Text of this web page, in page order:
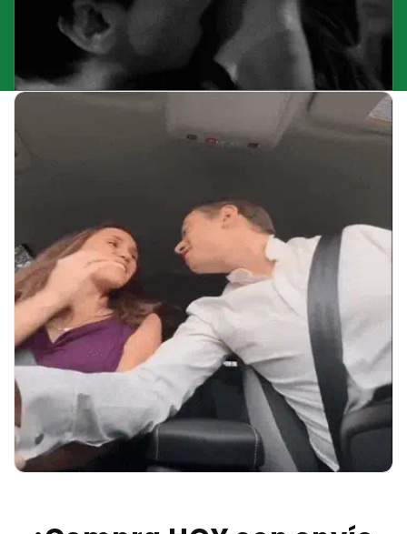
💪AUMENTA LA ATRACCIÓN Y LA
CONFIANZA
🏹confianza, atracción y
seguridad en cada gota.
💪AUMENTA LA ATRACCIÓN Y LA
CONFIANZA